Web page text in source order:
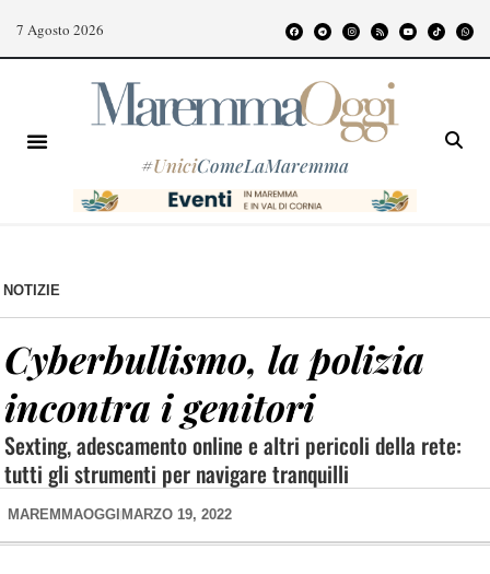
7 Agosto 2026
#UniciComeLaMaremma
NOTIZIE
Cyberbullismo, la polizia
incontra i genitori
Sexting, adescamento online e altri pericoli della rete:
tutti gli strumenti per navigare tranquilli
MAREMMAOGGI MARZO 19, 2022